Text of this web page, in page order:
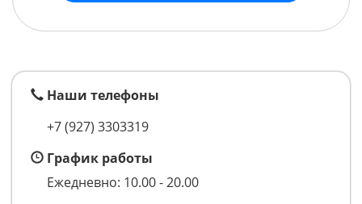
Наши телефоны
+7 (927) 3303319
График работы
Ежедневно: 10.00 - 20.00